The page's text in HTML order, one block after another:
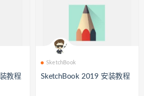
教程
SketchBook
SketchBook 2019 安装教程